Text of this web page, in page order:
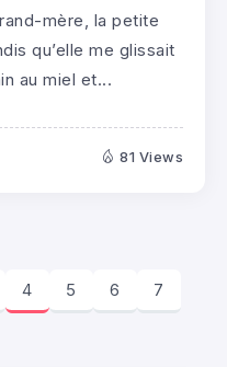
mère, la petite
qu’elle me glissait
au miel et...
81 Views
4 5 6 7